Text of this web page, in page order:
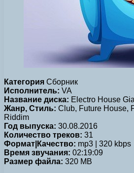
Категория Сборник
Исполнитель: VA
Название диска: Electro House
Жанр, Стиль: Club, Future House,
Riddim
Год выпуска: 30.08.2016
Количество треков: 31
Формат|Качество: mp3 | 320 kbps
Время звучания: 02:19:09
Размер файла: 320 MB